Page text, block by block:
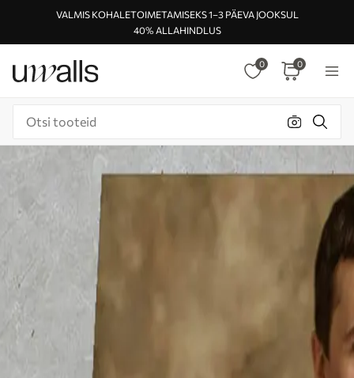
VALMIS KOHALETOIMETAMISEKS 1–3 PÄEVA JOOKSUL
40% ALLAHINDLUS
0 0